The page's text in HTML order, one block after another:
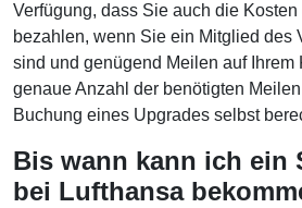
Verfügung, dass Sie auch die
bezahlen, wenn Sie ein Mitglied des
sind und genügend Meilen auf Ihrem
genaue Anzahl der benötigten
Buchung eines Upgrades selbst
Bis wann kann ich ein
bei Lufthansa